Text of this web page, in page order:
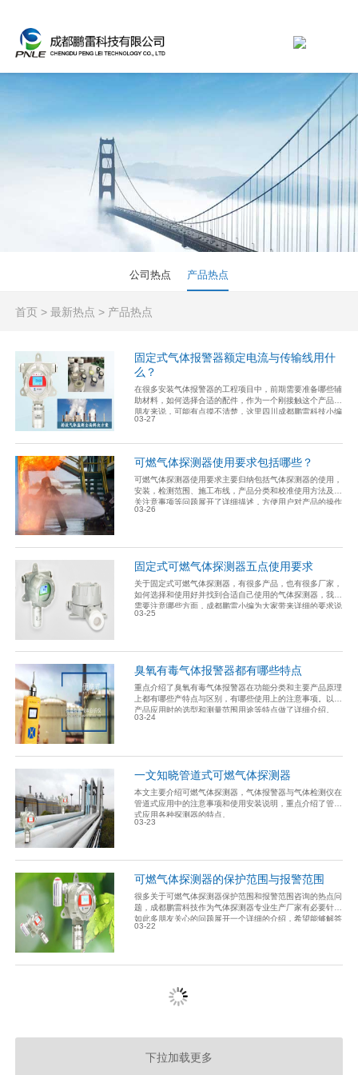
公司热点 产品热点
首页 > 最新热点 > 产品热点
固定式气体报警器额定电流与传输线用什
么？
在很多安装气体报警器的工程项目中，前期需要准备哪些辅
助材料，如何选择合适的配件，作为一个刚接触这个产品的
朋友来说，可能有点摸不清楚，这里四川成都鹏雷科技小编
带领大家来了解一些关于安装固定气体报警器时的相关内
03-27
可燃气体探测器使用要求包括哪些？
可燃气体探测器使用要求主要归纳包括气体探测器的使用，
安装，检测范围、施工布线，产品分类和校准使用方法及相
关注意事项等问题展开了详细描述，方便用户对产品的操作
与使用上提供帮助。
03-26
固定式可燃气体探测器五点使用要求
关于固定式可燃气体探测器，有很多产品，也有很多厂家，
如何选择和使用好并找到合适自己使用的气体探测器，我们
需要注意哪些方面，成都鹏雷小编为大家带来详细的要求说
明，方便大家使用认识该产品的主要特点。
03-25
臭氧有毒气体报警器都有哪些特点
重点介绍了臭氧有毒气体报警器在功能分类和主要产品原理
上都有哪些产特点与区别，有哪些使用上的注意事项。以及
产品应用时的选型和测量范围用途等特点做了详细介绍。
03-24
一文知晓管道式可燃气体探测器
本文主要介绍可燃气体探测器，气体报警器与气体检测仪在
管道式应用中的注意事项和使用安装说明，重点介绍了管道
式应用各种探测器的特点。
03-23
可燃气体探测器的保护范围与报警范围
很多关于可燃气体探测器保护范围和报警范围咨询的热点问
题，成都鹏雷科技作为气体探测器专业生产厂家有必要针对
如此多朋友关心的问题展开一个详细的介绍，希望能够解答
大家的疑虑，现就有关问题进行一次技术型讨论。
03-22
下拉加载更多